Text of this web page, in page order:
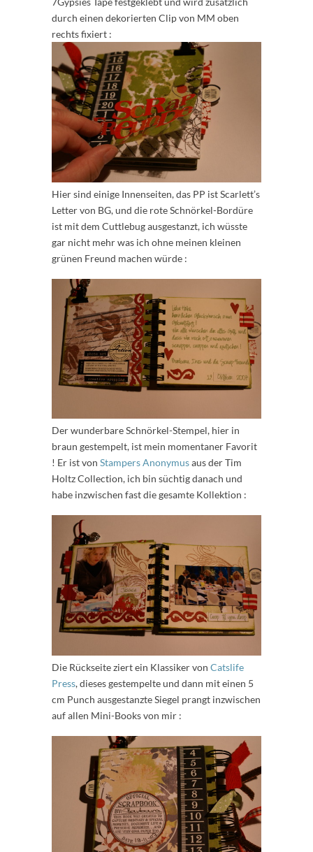
durch einen dekorierten Clip von MM oben
rechts fixiert :
Hier sind einige Innenseiten, das PP ist Scarlett’s
Letter von BG, und die rote Schnörkel-Bordüre
ist mit dem Cuttlebug ausgestanzt, ich wüsste
gar nicht mehr was ich ohne meinen kleinen
grünen Freund machen würde :
Der wunderbare Schnörkel-Stempel, hier in
braun gestempelt, ist mein momentaner Favorit
! Er ist von Stampers Anonymusaus der Tim
Holtz Collection, ich bin süchtig danach und
habe inzwischen fast die gesamte Kollektion :
Die Rückseite ziert ein Klassiker von Catslife
Press, dieses gestempelte und dann mit einen 5
cm Punch ausgestanzte Siegel prangt inzwischen
auf allen Mini-Books von mir :